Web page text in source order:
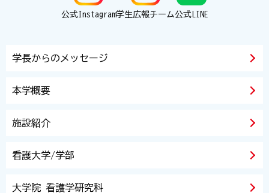
公式Instagram学生広報チーム公式LINE
学長からのメッセージ
本学概要
施設紹介
看護大学/学部
大学院 看護学研究科